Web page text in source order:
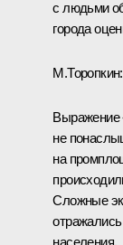
с людьми
города
М.Торопкин:
Выражение
не
на
Сложные
населения.